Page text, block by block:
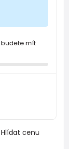
budete mít
Hlídat cenu